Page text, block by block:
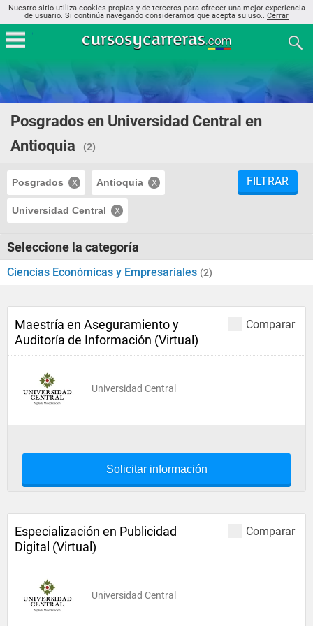
Nuestro sitio utiliza cookies propias y de terceros para ofrecer una mejor experiencia
de usuario. Si continúa navegando consideramos que acepta su uso.. Cerrar
Posgrados en Universidad Central en
Antioquia
(2)
Posgrados Antioquia
Universidad Central
FILTRAR
Seleccione la categoría
Ciencias Económicas y Empresariales (2)
Comparar
Maestría en Aseguramiento y
Auditoría de Información (Virtual)
Universidad Central
Solicitar información
Comparar
Especialización en Publicidad
Digital (Virtual)
Universidad Central